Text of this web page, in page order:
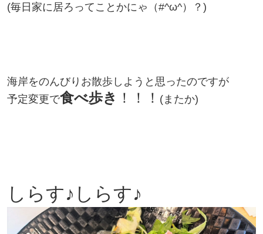
(毎日家に居ろってことかにゃ（#^ω^）？)
海岸をのんびりお散歩しようと思ったのですが
予定変更で食べ歩き ！！！ (またか)
しらす♪しらす♪